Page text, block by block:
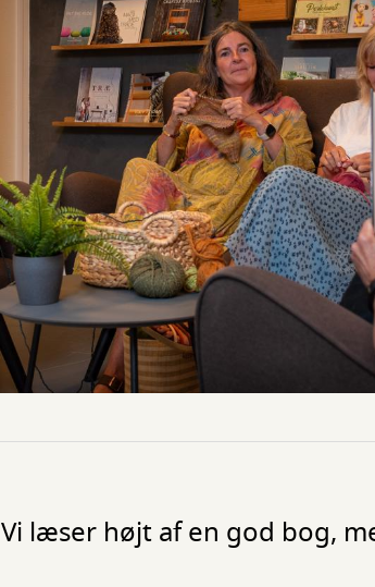
Vi læser højt af en god bog,